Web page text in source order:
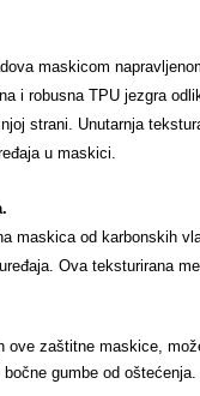
maskicom
i robusna TPU jezgra
strani. Unutarnja
u maskici.
maskica od karbonskih
Ova teksturirana
ove zaštitne maskice,
gumbe od oštećenja.